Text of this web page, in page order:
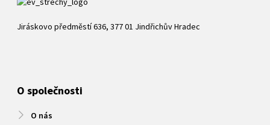
Jiráskovo předměstí 636, 377 01 Jindřichův Hradec
O společnosti
O nás